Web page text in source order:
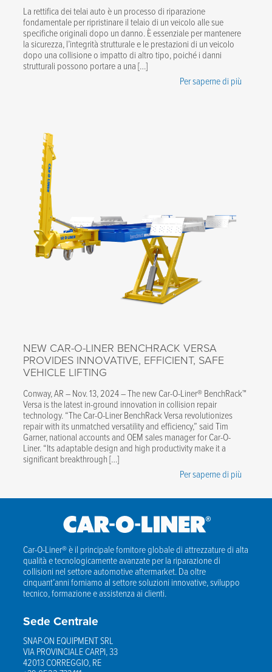
La rettifica dei telai auto è un processo di riparazione
fondamentale per ripristinare il telaio di un veicolo alle sue
specifiche originali dopo un danno. È essenziale per mantenere
la sicurezza, l’integrità strutturale e le prestazioni di un veicolo
dopo una collisione o impatto di altro tipo, poiché i danni
strutturali possono portare a una […]
Per saperne di più
NEW CAR-O-LINER BENCHRACK VERSA
PROVIDES INNOVATIVE, EFFICIENT, SAFE
VEHICLE LIFTING
Conway, AR – Nov. 13, 2024 – The new Car-O-Liner® BenchRack™
Versa is the latest in-ground innovation in collision repair
technology. “The Car-O-Liner BenchRack Versa revolutionizes
repair with its unmatched versatility and efficiency,” said Tim
Garner, national accounts and OEM sales manager for Car-O-
Liner. “Its adaptable design and high productivity make it a
significant breakthrough […]
Per saperne di più
Car-O-Liner® è il principale fornitore globale di attrezzature di alta
qualità e tecnologicamente avanzate per la riparazione di
collisioni nel settore automotive aftermarket. Da oltre
cinquant’anni forniamo al settore soluzioni innovative, sviluppo
tecnico, formazione e assistenza ai clienti.
Sede Centrale
SNAP-ON EQUIPMENT SRL
VIA PROVINCIALE CARPI, 33
42013 CORREGGIO, RE